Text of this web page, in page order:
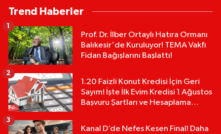
Trend Haberler
Prof. Dr. İlber Ortaylı Hatıra Ormanı
Balıkesir'de Kuruluyor! TEMA Vakfı
Fidan Bağışlarını Başlattı!
1
1.20 Faizli Konut Kredisi İçin Geri
Sayım! İşte İlk Evim Kredisi 1 Ağustos
Başvuru Şartları ve Hesaplama
2
Kanal D’de Nefes Kesen Final! Daha
3